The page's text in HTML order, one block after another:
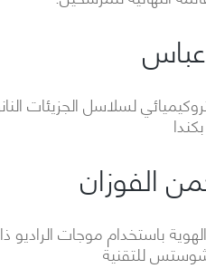
عباس
لسلاسل الجزيئات
الفوزان
باستخدام موجات الراديو
للتقنية